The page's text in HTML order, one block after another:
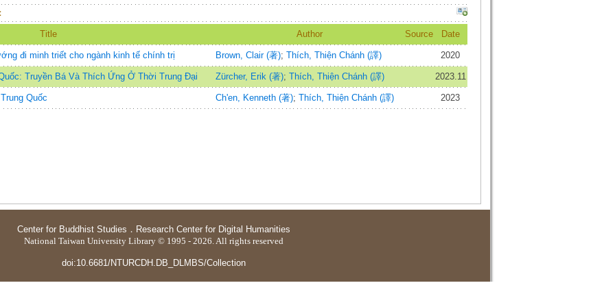
Title Author Source Date
đi minh triết cho ngành kinh tế chính trị Brown, Clair (著); Thích, Thiện Chánh (譯) 2020
Truyền Bá Và Thích Ứng Ở Thời Trung Đại Zürcher, Erik (著); Thích, Thiện Chánh (譯) 2023.11
Quốc Ch'en, Kenneth (著); Thích, Thiện Chánh (譯) 2023
Center for Buddhist Studies ． Research Center for Digital Humanities
National Taiwan University Library © 1995 - 2026. All rights reserved
doi:10.6681/NTURCDH.DB_DLMBS/Collection